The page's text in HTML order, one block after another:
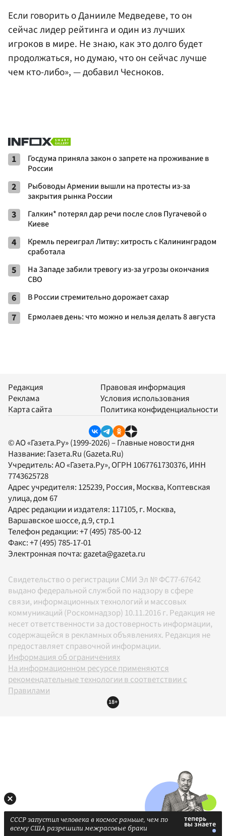
Если говорить о Данииле Медведеве, то он
сейчас лидер рейтинга и один из лучших
игроков в мире. Не знаю, как это долго будет
продолжаться, но думаю, что он сейчас лучше
чем кто-либо», — добавил Чесноков.
1
Госдума приняла закон о запрете на проживание в
России
2
Рыбоводы Армении вышли на протесты из-за
закрытия рынка России
3
Галкин* потерял дар речи после слов Пугачевой о
Киеве
4
Кремль переиграл Литву: хитрость с Калининградом
сработала
5
На Западе забили тревогу из-за угрозы окончания
СВО
6 В России стремительно дорожает сахар
7 Ермолаев день: что можно и нельзя делать 8 августа
Редакция
Реклама
Карта сайта
Правовая информация
Условия использования
Политика конфиденциальности
© АО «Газета.Ру» (1999-2026) – Главные новости дня
Название: Газета.Ru (Gazeta.Ru)
Учредитель:АО «Газета.Ру», ОГРН 1067761730376, ИНН
7743625728
Адрес учредителя: 125239, Россия, Москва, Коптевская
улица, дом 67
Адрес редакции и издателя: 117105, г. Москва,
Варшавское шоссе, д.9, стр.1
Телефон редакции:+7 (495) 785-00-12
Факс:+7 (495) 785-17-01
Электронная почта: gazeta@gazeta.ru
Свидетельство о регистрации СМИ Эл № ФС77-67642
выдано федеральной службой по надзору в сфере
связи, информационных технологий и массовых
коммуникаций (Роскомнадзор) 10.11.2016 г. Редакция не
несет ответственности за достоверность информации,
содержащейся в рекламных объявлениях. Редакция не
предоставляет справочной информации.
Информация об ограничениях
На информационном ресурсе применяются
рекомендательные технологии в соответствии с
Правилами
18+
СССР запустил человека в космос раньше, чем по
всему США разрешили межрасовые браки